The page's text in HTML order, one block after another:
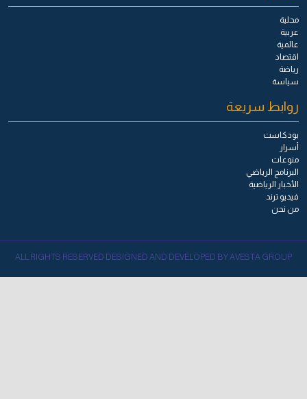
محلية
عربية
عالمية
اقتصاد
رياضة
سياسة
روابط سريعة
بودكاست
أسرار
منوعات
البرنامج الرياضي
الأخبار الرياضية
فيديو ترند
من نحن
ALL RIGHTS RESERVED DESIGNED AND DEVELOPED BY AVESTA GROUP